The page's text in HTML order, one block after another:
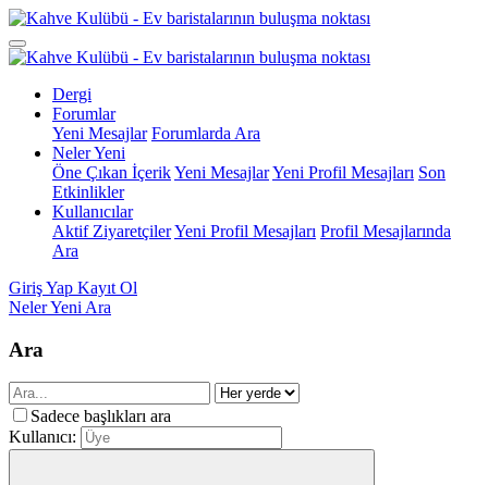
Dergi
Forumlar
Yeni Mesajlar Forumlarda Ara
Neler Yeni
Öne Çıkan İçerikYeni MesajlarYeni Profil Mesajları Son
Etkinlikler
Kullanıcılar
Aktif ZiyaretçilerYeni Profil Mesajları Profil Mesajlarında
Ara
Giriş Yap Kayıt Ol
Neler Yeni Ara
Ara
Sadece başlıkları ara
Kullanıcı: